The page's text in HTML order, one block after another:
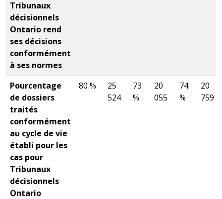
Tribunaux
décisionnels
Ontario rend
ses décisions
conformément
à ses normes
Pourcentage
de dossiers
traités
conformément
au cycle de vie
établi pour les
cas pour
Tribunaux
décisionnels
Ontario
80 %
25
524
73
%
20
055
74
%
20
759